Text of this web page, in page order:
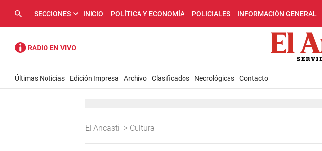
SECCIONES INICIO POLÍTICA Y ECONOMÍA POLICIALES INFORMACIÓN GENERAL
Últimas Noticias Edición Impresa Archivo Clasificados Necrológicas Contacto
El Ancasti > Cultura